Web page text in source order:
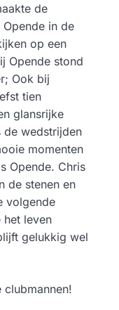
de
in de
op een
Opende stond
Ook bij
tien
glansrijke
de wedstrijden
momenten
Opende. Chris
de stenen en
volgende
het leven
gelukkig wel
clubmannen!